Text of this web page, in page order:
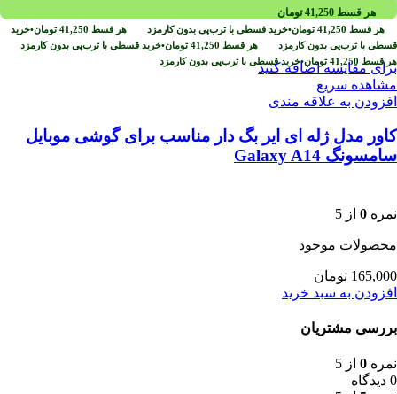
هر قسط 41,250 تومان
هر قسط 41,250 تومان•خرید قسطی با ترب‌پی بدون کارمزد هر قسط 41,250 تومان•خرید
قسطی با ترب‌پی بدون کارمزد
هر قسط 41,250 تومان•خرید قسطی با ترب‌پی بدون کارمزد
هر قسط 41,250 تومان•خرید قسطی با ترب‌پی بدون کارمزدبرای مقایسه اضافه کنید
مشاهده سریع
افزودن به علاقه مندی
کاور مدل ژله ای ایر بگ دار مناسب برای گوشی موبایل
سامسونگ Galaxy A14
نمره 0 از 5
محصولات موجود
165,000 تومان
افزودن به سبد خرید
بررسی مشتریان
نمره 0 از 5
0 دیدگاه